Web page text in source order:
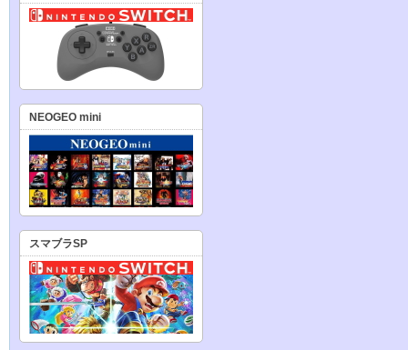
NEOGEO mini
スマブラSP